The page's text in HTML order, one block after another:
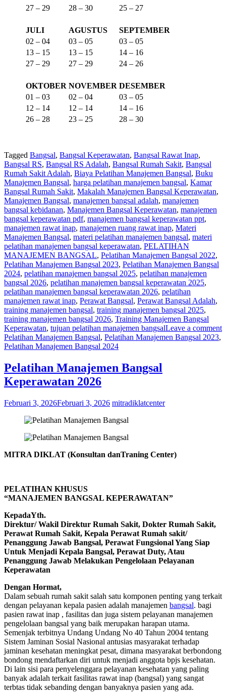
27 – 29
28 – 30 25 – 27
JULI AGUSTUS
SEPTEMBER
02 – 04
03 – 05
03 – 05
13 – 15
13 – 15
14 – 16
27 – 29
27 – 29 24 – 26
OKTOBER NOVEMBER DESEMBER
01 – 03
02 – 04
03 – 05
12 – 14
12 – 14
14 – 16
26 – 28
23 – 25 28 – 30
Tagged Bangsal, Bangsal Keperawatan, Bangsal Rawat Inap,
Bangsal RS, Bangsal RS Adalah, Bangsal Rumah Sakit, Bangsal
Rumah Sakit Adalah, Biaya Pelatihan Manajemen Bangsal, Buku
Manajemen Bangsal, harga pelatihan manajemen bangsal, Kamar
Bangsal Rumah Sakit, Makalah Manajemen Bangsal Keperawatan,
Manajemen Bangsal, manajemen bangsal adalah, manajemen
bangsal kebidanan, Manajemen Bangsal Keperawatan, manajemen
bangsal keperawatan pdf, manajemen bangsal keperawatan ppt,
manajemen rawat inap, manajemen ruang rawat inap, Materi
Manajemen Bangsal, materi pelatihan manajemen bangsal, materi
pelatihan manajemen bangsal keperawatan, PELATIHAN
MANAJEMEN BANGSAL, Pelatihan Manajemen Bangsal 2022,
Pelatihan Manajemen Bangsal 2023, Pelatihan Manajemen Bangsal
2024, pelatihan manajemen bangsal 2025, pelatihan manajemen
bangsal 2026, pelatihan manajemen bangsal keperawatan 2025,
pelatihan manajemen bangsal keperawatan 2026, pelatihan
manajemen rawat inap, Perawat Bangsal, Perawat Bangsal Adalah,
training manajemen bangsal, training manajemen bangsal 2025,
training manajemen bangsal 2026, Training Manajemen Bangsal
Keperawatan, tujuan pelatihan manajemen bangsalLeave a comment
Pelatihan Manajemen Bangsal, Pelatihan Manajemen Bangsal 2023,
Pelatihan Manajemen Bangsal 2024
Pelatihan Manajemen Bangsal
Keperawatan 2026
Februari 3, 2026Februari 3, 2026 mitradiklatcenter
MITRA DIKLAT (Konsultan danTraning Center)
PELATIHAN KHUSUS
“MANAJEMEN BANGSAL KEPERAWATAN”
KepadaYth.
Direktur/ Wakil Direktur Rumah Sakit, Dokter Rumah Sakit,
Perawat Rumah Sakit, Kepala Perawat Rumah sakit/
Penanggung Jawab Bangsal, Perawat Fungsional Yang Siap
Untuk Menjadi Kepala Bangsal, Perawat Duty, Atau
Penanggung Jawab Melakukan Pengelolaan Pelayanan
Keperawatan
Dengan Hormat,
Dalam sebuah rumah sakit salah satu komponen penting yang terkait
dengan pelayanan kepala pasien adalah manajemen bangsal. bagi
pasien rawat inap , fasilitas dan juga sistem pelayanan manajemen
pengelolaan bangsal yang baik merupakan harapan utama.
Semenjak terbitnya Undang Undang No 40 Tahun 2004 tentang
Sistem Jaminan Sosial Nasional antusias masyarakat terhadap
jaminan kesehatan meningkat pesat, dimana masyarakat berbondong
bondong mendaftarkan diri untuk menjadi anggota bpjs kesehatan.
Di lain sisi para penyelenggara pelayanan kesehatan yang paling
banyak adalah terkait fasilitas rawat inap (bangsal) yang sangat
terbtas tidak sebanding dengan banyaknya pasien yang ada.